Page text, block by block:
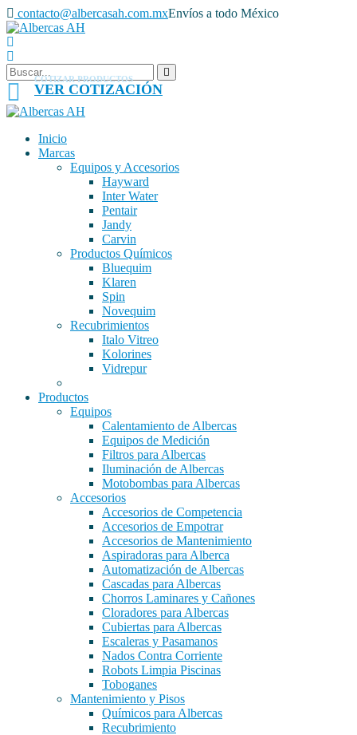
contacto@albercasah.com.mxEnvíos a todo México
COTIZAR PRODUCTOS
VER COTIZACIÓN
Inicio
Marcas
Equipos y Accesorios
Hayward
Inter Water
Pentair
Jandy
Carvin
Productos Químicos
Bluequim
Klaren
Spin
Novequim
Recubrimientos
Italo Vitreo
Kolorines
Vidrepur
Productos
Equipos
Calentamiento de Albercas
Equipos de Medición
Filtros para Albercas
Iluminación de Albercas
Motobombas para Albercas
Accesorios
Accesorios de Competencia
Accesorios de Empotrar
Accesorios de Mantenimiento
Aspiradoras para Alberca
Automatización de Albercas
Cascadas para Albercas
Chorros Laminares y Cañones
Cloradores para Albercas
Cubiertas para Albercas
Escaleras y Pasamanos
Nados Contra Corriente
Robots Limpia Piscinas
Toboganes
Mantenimiento y Pisos
Químicos para Albercas
Recubrimiento